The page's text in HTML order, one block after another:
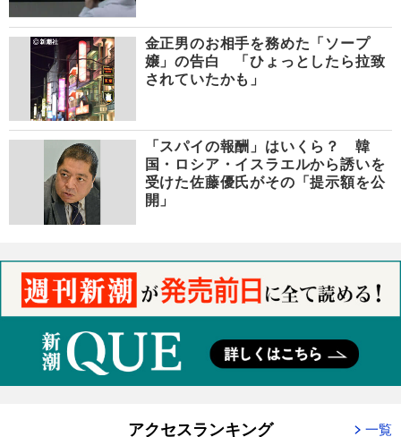
金正男のお相手を務めた「ソープ
嬢」の告白 「ひょっとしたら拉致
されていたかも」
「スパイの報酬」はいくら？ 韓
国・ロシア・イスラエルから誘いを
受けた佐藤優氏がその「提示額を公
開」
アクセスランキング 一覧